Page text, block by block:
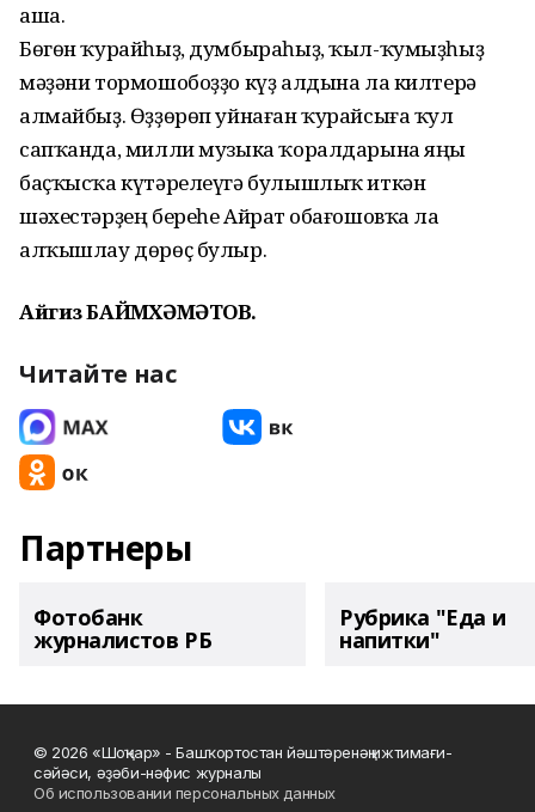
аша.
Бөгөн ҡурайһыҙ, думбыраһыҙ, ҡыл-ҡумыҙһыҙ
мәҙәни тормошобоҙҙо күҙ алдына ла килтерә
алмайбыҙ. Өҙҙөрөп уйнаған ҡурайсыға ҡул
сапҡанда, милли музыка ҡоралдарына яңы
баҫҡысҡа күтәрелеүгә булышлыҡ иткән
шәхестәрҙең береһе Айрат Ҡобағошовҡа ла
алҡышлау дөрөҫ булыр.
Айгиз БАЙМӨХӘМӘТОВ.
Читайте нас
Партнеры
Фотобанк
журналистов РБ
Рубрика "Еда и
напитки"
© 2026 «Шоңҡар» - Башҡортостан йәштәренәң ижтимағи-
сәйәси, әҙәби-нәфис журналы
Об использовании персональных данных